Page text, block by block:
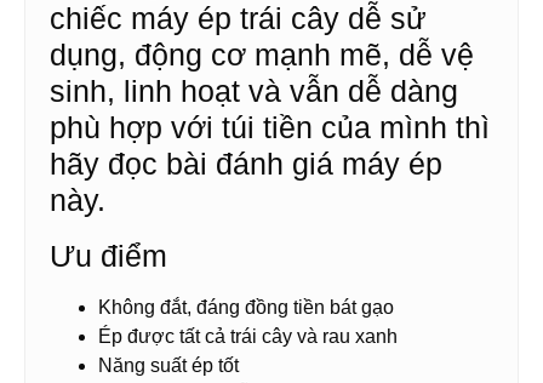
chiếc máy ép trái cây dễ sử
dụng, động cơ mạnh mẽ, dễ vệ
sinh, linh hoạt và vẫn dễ dàng
phù hợp với túi tiền của mình thì
hãy đọc bài đánh giá máy ép
này.
Ưu điểm
Không đắt, đáng đồng tiền bát gạo
Ép được tất cả trái cây và rau xanh
Năng suất ép tốt